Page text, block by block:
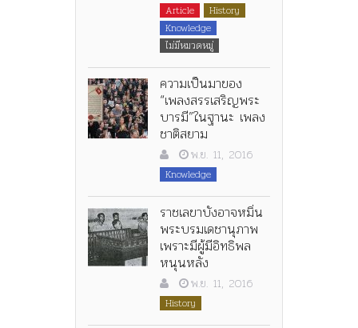
Article
History
Knowledge
ไม่มีหมวดหมู่
ความเป็นมาของ
“เพลงสรรเสริญพระ
บารมี”ในฐานะ เพลง
ชาติสยาม
พ.ย. 11, 2016
Knowledge
ราชเลขาบังอาจหมิ่น
พระบรมเดชานุภาพ
เพราะมีผู้มีอิทธิพล
หนุนหลัง
พ.ย. 11, 2016
History